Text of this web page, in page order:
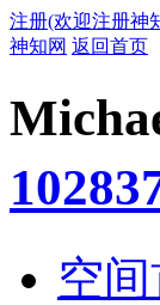
注册(欢迎注册神
神知网 返回首页
空